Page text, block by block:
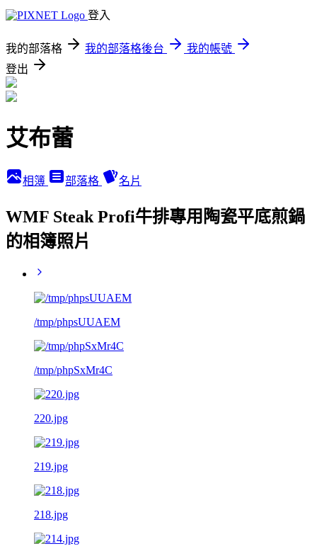
登入
我的部落格 我的部落格後台
我的帳號
登出
艾布蕾
相簿 部落格 名片
WMF Steak Profi牛排專用陶瓷平底煎鍋
的相簿照片
/tmp/phpsUUAEM
/tmp/phpSxMr4C
220.jpg
219.jpg
218.jpg